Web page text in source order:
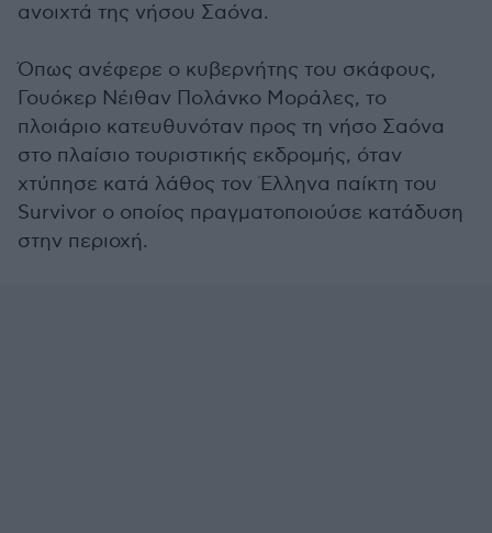
ανοιχτά της νήσου Σαόνα.
Όπως ανέφερε ο κυβερνήτης του σκάφους,
Γουόκερ Νέιθαν Πολάνκο Μοράλες, το
πλοιάριο κατευθυνόταν προς τη νήσο Σαόνα
στο πλαίσιο τουριστικής εκδρομής, όταν
χτύπησε κατά λάθος τον Έλληνα παίκτη του
Survivor ο οποίος πραγματοποιούσε κατάδυση
στην περιοχή.